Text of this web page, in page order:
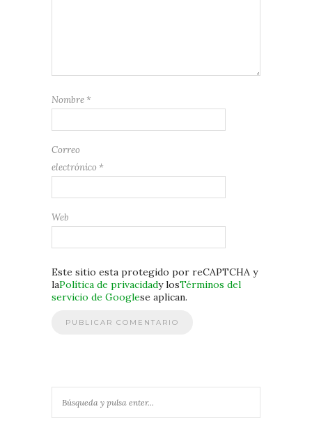
Nombre *
Correo
electrónico *
Web
Este sitio esta protegido por reCAPTCHA y
laPolítica de privacidady losTérminos del
servicio de Googlese aplican.